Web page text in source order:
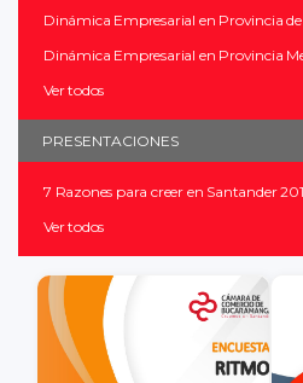
Dinámica Empresarial en Provincia
Dinámica Empresarial en Provincia
Ver todos
PRESENTACIONES
7 Razones para creer en Santander
Ver todos